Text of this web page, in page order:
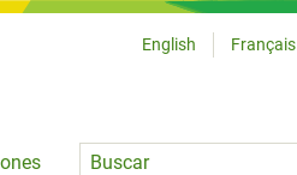
Language
English Français